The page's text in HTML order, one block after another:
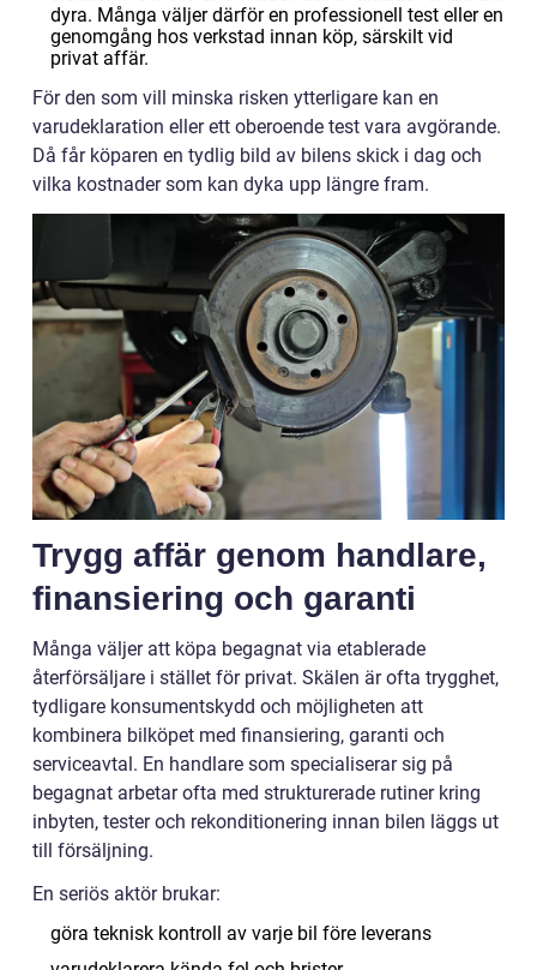
dyra. Många väljer därför en professionell test eller en
genomgång hos verkstad innan köp, särskilt vid
privat affär.
För den som vill minska risken ytterligare kan en
varudeklaration eller ett oberoende test vara avgörande.
Då får köparen en tydlig bild av bilens skick i dag och
vilka kostnader som kan dyka upp längre fram.
Trygg affär genom handlare,
finansiering och garanti
Många väljer att köpa begagnat via etablerade
återförsäljare i stället för privat. Skälen är ofta trygghet,
tydligare konsumentskydd och möjligheten att
kombinera bilköpet med finansiering, garanti och
serviceavtal. En handlare som specialiserar sig på
begagnat arbetar ofta med strukturerade rutiner kring
inbyten, tester och rekonditionering innan bilen läggs ut
till försäljning.
En seriös aktör brukar:
göra teknisk kontroll av varje bil före leverans